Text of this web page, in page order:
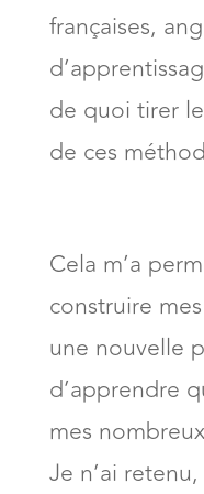
françaises,
de quoi tirer
de ces
Cela m’a
construire
une nouvelle
d’apprendre
mes
Je n’ai